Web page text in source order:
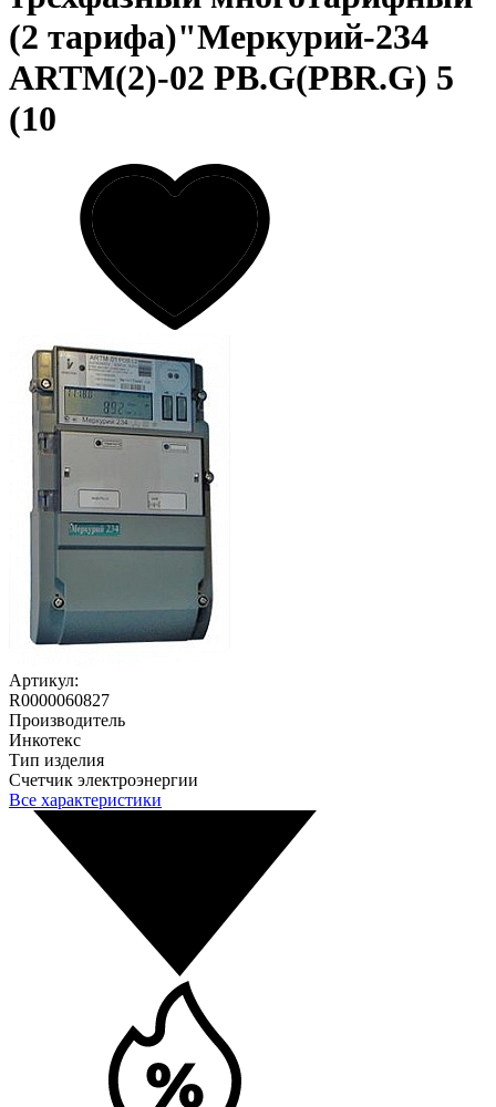
(2 тарифа)"Меркурий-234
ARTM(2)-02 PB.G(PBR.G) 5
(10
Артикул:
R0000060827
Производитель
Инкотекс
Тип изделия
Счетчик электроэнергии
Все характеристики